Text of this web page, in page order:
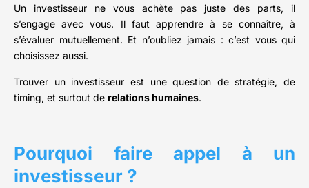
Un investisseur ne vous achète pas juste des parts, il
s’engage avec vous. Il faut apprendre à se connaître, à
s’évaluer mutuellement. Et n’oubliez jamais : c’est vous qui
choisissez aussi.
Trouver un investisseur est une question de stratégie, de
timing, et surtout de relations humaines.
Pourquoi faire appel à un
investisseur ?